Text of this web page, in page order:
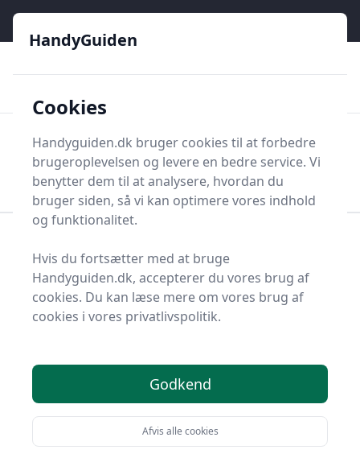
HandyGuiden
Søg nu
Søg nu
Diverse værktøj
Værktøjsdele og tilbehør
Koblinger og tilbehør
Konnektorer
Topliste over de 16
2025
Du er landet på HandyGuiden, det helt rigtige sted at
finde konnektorer. Vi har udvalgt de 16 bedste
HandyGuiden
Cookies
Handyguiden.dk bruger cookies til at forbedre
brugeroplevelsen og levere en bedre service. Vi
benytter dem til at analysere, hvordan du
bruger siden, så vi kan optimere vores indhold
og funktionalitet.
Hvis du fortsætter med at bruge
Handyguiden.dk, accepterer du vores brug af
cookies. Du kan læse mere om vores brug af
cookies i vores privatlivspolitik.
Godkend
Afvis alle cookies